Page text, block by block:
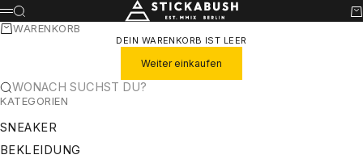
ZUM INHALT SPRINGEN STICKABUSH
MENÜ
SUCHE
WARENKORB
DEIN WARENKORB IST LEER
Weiter einkaufen
WONACH SUCHST DU?
KATEGORIEN
SNEAKER
BEKLEIDUNG